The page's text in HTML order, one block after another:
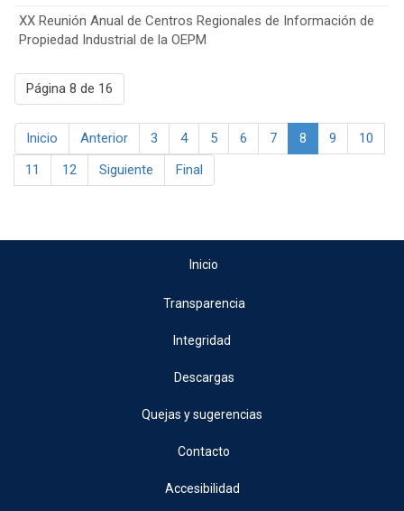
XX Reunión Anual de Centros Regionales de Información de
Propiedad Industrial de la OEPM
Página 8 de 16
Inicio Anterior 3 4 5 6 7 8 9
10
11
12 Siguiente Final
Inicio
Transparencia
Integridad
Descargas
Quejas y sugerencias
Contacto
Accesibilidad